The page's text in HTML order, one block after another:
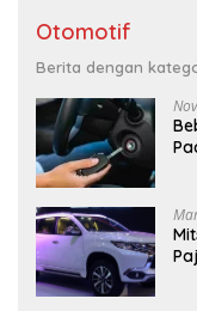
Otomotif
Berita dengan